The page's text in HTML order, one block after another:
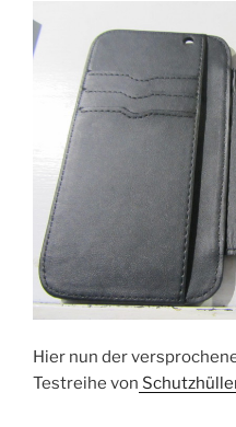
Hier nun der
Testreihe von